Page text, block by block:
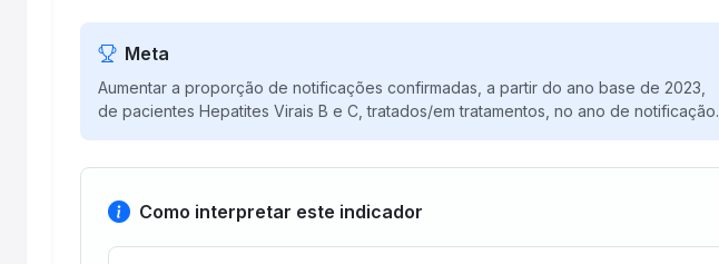
Meta
Aumentar a proporção de notificações confirmadas, a partir do ano base de 2023,
de pacientes Hepatites Virais B e C, tratados/em tratamentos, no ano de notificação.
Como interpretar este indicador